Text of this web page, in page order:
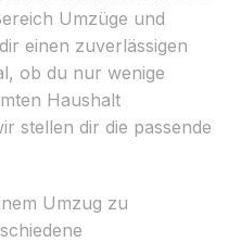
Umzüge und
einen zuverlässigen
ob du nur wenige
Haushalt
stellen dir die passende
Umzug zu